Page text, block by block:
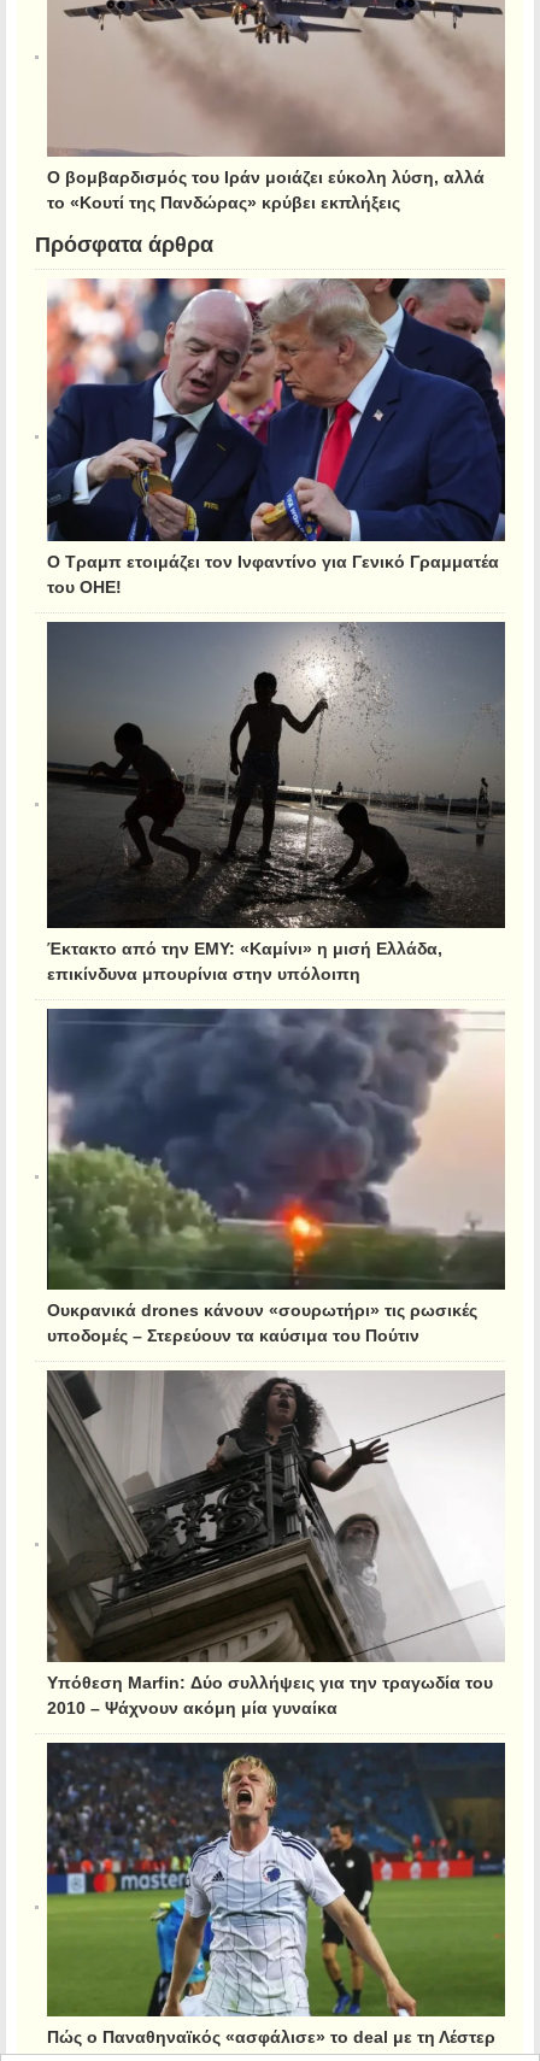
Ο βομβαρδισμός του Ιράν μοιάζει εύκολη λύση, αλλά
το «Κουτί της Πανδώρας» κρύβει εκπλήξεις
Πρόσφατα άρθρα
Ο Τραμπ ετοιμάζει τον Ινφαντίνο για Γενικό Γραμματέα
του ΟΗΕ!
Έκτακτο από την ΕΜΥ: «Καμίνι» η μισή Ελλάδα,
επικίνδυνα μπουρίνια στην υπόλοιπη
Ουκρανικά drones κάνουν «σουρωτήρι» τις ρωσικές
υποδομές – Στερεύουν τα καύσιμα του Πούτιν
Υπόθεση Marfin: Δύο συλλήψεις για την τραγωδία του
2010 – Ψάχνουν ακόμη μία γυναίκα
Πώς ο Παναθηναϊκός «ασφάλισε» το deal με τη Λέστερ